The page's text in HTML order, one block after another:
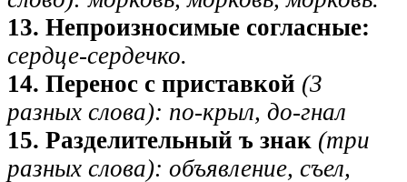
13. Непроизносимые согласные:
сердце-сердечко.
14. Перенос с приставкой (3
разных слова): по-крыл, до-гнал
15. Разделительный ъ знак (три
разных слова): объявление, съел,